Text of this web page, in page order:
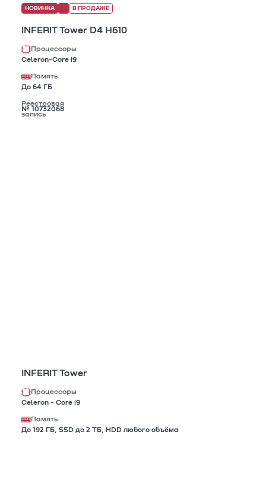
НОВИНКА В ПРОДАЖЕ
INFERIT Tower D4 H610
Процессоры
Celeron-Core i9
Память
До 64 ГБ
Реестровая
запись
№ 10732068
INFERIT Tower
Процессоры
Celeron - Core i9
Память
До 192 ГБ, SSD до 2 TБ, HDD любого объёма